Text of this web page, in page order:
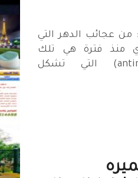
من عجائب الدهر التي
منذ فترة هي تلك
النقائض (antinomy) التي تشكل